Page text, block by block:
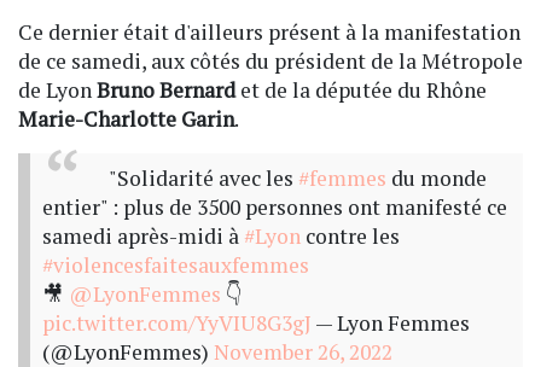
Ce dernier était d'ailleurs présent à la manifestation
de ce samedi, aux côtés du président de la Métropole
de LyonBruno Bernardet de la députée du Rhône
Marie-Charlotte Garin.
"Solidarité avec les #femmes du monde
entier" : plus de 3500 personnes ont manifesté ce
samedi après-midi à #Lyon contre les
#violencesfaitesauxfemmes
🎥 @LyonFemmes 👇
pic.twitter.com/YyVIU8G3gJ — Lyon Femmes
(@LyonFemmes) November 26, 2022